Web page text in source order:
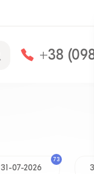
+38
31-07-2026
73